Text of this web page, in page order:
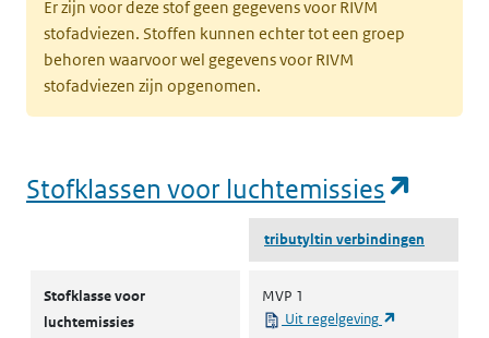
Er zijn voor deze stof geen gegevens voor RIVM
stofadviezen. Stoffen kunnen echter tot een groep
behoren waarvoor wel gegevens voor RIVM
stofadviezen zijn opgenomen.
Stofklassen voor luchtemissies
tributyltin verbindingen
Stofklasse voor
luchtemissies
MVP 1
Uit regelgeving